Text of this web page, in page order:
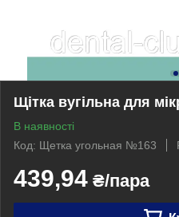
Щітка вугільна для
В наявності
Код: Щетка угольная №163
439,94 ₴/пара